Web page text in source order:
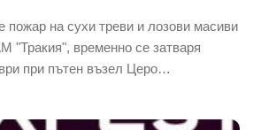
пожар на сухи треви и лозови масиви
"Тракия", временно се затваря
при пътен възел Церо…